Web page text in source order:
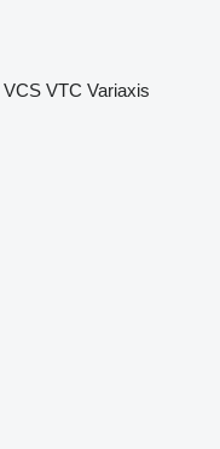
VCS VTC Variaxis